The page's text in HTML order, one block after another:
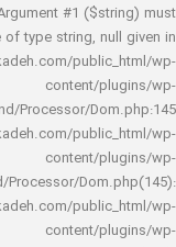
Argument #1
be of type string,
decokadeh.com/
Frontend/Processor/
decokadeh.com/
Frontend/Processor/
decokadeh.com/